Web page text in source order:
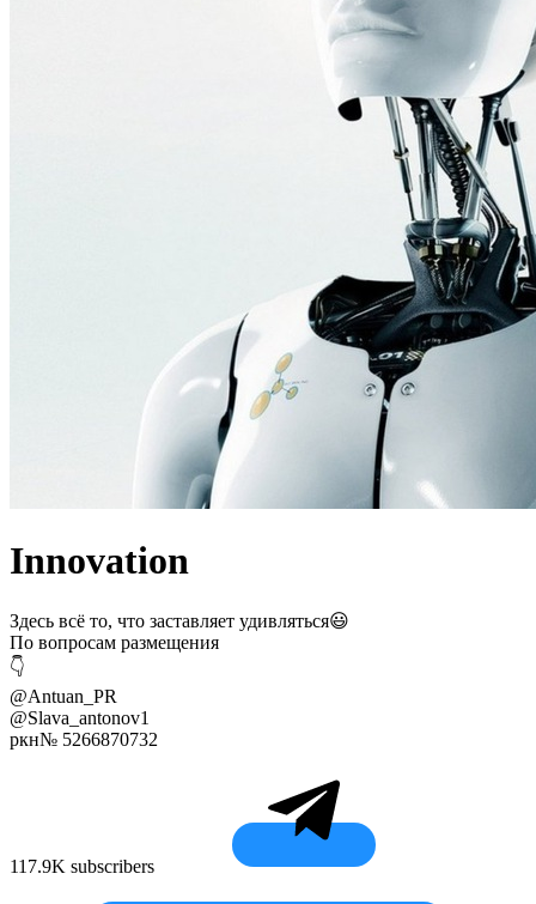
Innovation
Здесь всё то, что заставляет удивляться😃
По вопросам размещения
👇
@Antuan_PR
@Slava_antonov1
ркн№ 5266870732
117.9K subscribers